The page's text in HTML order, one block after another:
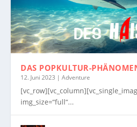
DAS POPKULTUR-
12. Juni 2023 |Adventure
img_size=“full“...